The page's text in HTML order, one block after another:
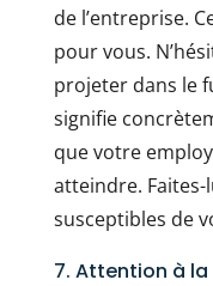
de l’entreprise.
pour vous.
projeter dans le
signifie
que votre
atteindre.
susceptibles de
7. Attention à